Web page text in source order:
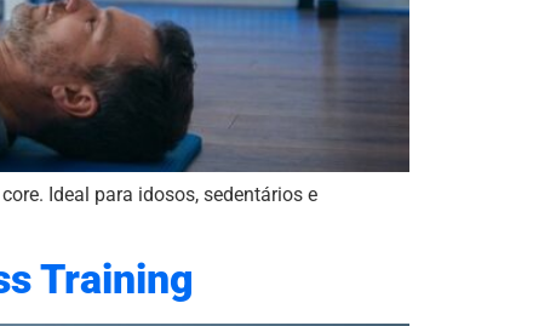
Ideal para idosos, sedentários e
Training